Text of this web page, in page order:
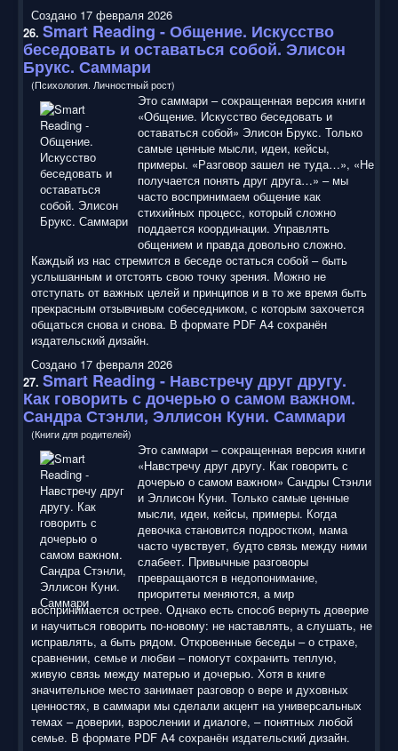
Создано 17 февраля 2026
26. Smart Reading - Общение. Искусство
беседовать и оставаться собой. Элисон
Брукс. Саммари
(Психология. Личностный рост)
Это саммари – сокращенная версия книги
«Общение. Искусство беседовать и
оставаться собой» Элисон Брукс. Только
самые ценные мысли, идеи, кейсы,
примеры. «Разговор зашел не туда…», «Не
получается понять друг друга…» – мы
часто воспринимаем общение как
стихийных процесс, который сложно
поддается координации. Управлять
общением и правда довольно сложно.
Каждый из нас стремится в беседе остаться собой – быть
услышанным и отстоять свою точку зрения. Можно не
отступать от важных целей и принципов и в то же время быть
прекрасным отзывчивым собеседником, с которым захочется
общаться снова и снова. В формате PDF A4 сохранён
издательский дизайн.
Создано 17 февраля 2026
27. Smart Reading - Навстречу друг другу.
Как говорить с дочерью о самом важном.
Сандра Стэнли, Эллисон Куни. Саммари
(Книги для родителей)
Это саммари – сокращенная версия книги
«Навстречу друг другу. Как говорить с
дочерью о самом важном» Сандры Стэнли
и Эллисон Куни. Только самые ценные
мысли, идеи, кейсы, примеры. Когда
девочка становится подростком, мама
часто чувствует, будто связь между ними
слабеет. Привычные разговоры
превращаются в недопонимание,
приоритеты меняются, а мир
воспринимается острее. Однако есть способ вернуть доверие
и научиться говорить по-новому: не наставлять, а слушать, не
исправлять, а быть рядом. Откровенные беседы – о страхе,
сравнении, семье и любви – помогут сохранить теплую,
живую связь между матерью и дочерью. Хотя в книге
значительное место занимает разговор о вере и духовных
ценностях, в саммари мы сделали акцент на универсальных
темах – доверии, взрослении и диалоге, – понятных любой
семье. В формате PDF A4 сохранён издательский дизайн.